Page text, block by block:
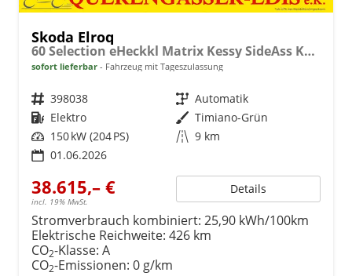
Skoda Elroq
60 Selection eHeckkl Matrix Kessy SideAss Kamera 19Z
sofort lieferbar Fahrzeug mit Tageszulassung
Fahrzeugnr. 398038 Getriebe Automatik
Kraftstoff Elektro Außenfarbe Timiano-Grün
Leistung 150 kW (204 PS) Kilometerstand 9 km
01.06.2026
38.615,– €
incl. 19% MwSt.
Details
Stromverbrauch kombiniert: 25,90 kWh/100km
Elektrische Reichweite: 426 km
CO2-Klasse: A
CO2-Emissionen: 0 g/km